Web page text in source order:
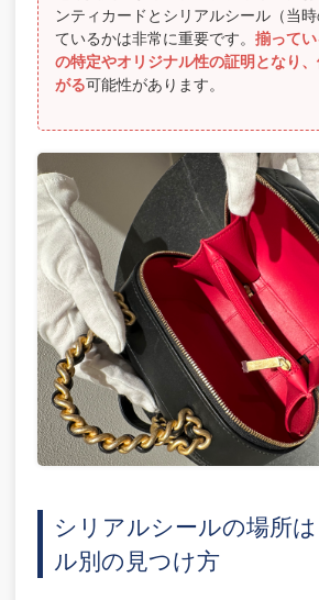
ンティカードとシリアルシール（当
ているかは非常に重要です。 揃って
の特定やオリジナル性の証明となり
がる可能性があります。
シリアルシールの場所
ル別の見つけ方